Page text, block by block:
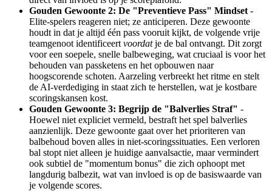
Gouden Gewoonte 2: De "Preventieve Pass" Mindset -
Elite-spelers reageren niet; ze anticiperen. Deze gewoonte
houdt in dat je altijd één pass vooruit kijkt, de volgende vrije
teamgenoot identificeert voordatje de bal ontvangt. Dit zorgt
voor een soepele, snelle balbeweging, wat cruciaal is voor het
behouden van passketens en het opbouwen naar
hoogscorende schoten. Aarzeling verbreekt het ritme en stelt
de AI-verdediging in staat zich te herstellen, wat je kostbare
scoringskansen kost.
Gouden Gewoonte 3: Begrijp de "Balverlies Straf" -
Hoewel niet expliciet vermeld, bestraft het spel balverlies
aanzienlijk. Deze gewoonte gaat over het prioriteren van
balbehoud boven alles in niet-scoringssituaties. Een verloren
bal stopt niet alleen je huidige aanvalsactie, maar vermindert
ook subtiel de "momentum bonus" die zich ophoopt met
langdurig balbezit, wat van invloed is op de basiswaarde van
je volgende scores.